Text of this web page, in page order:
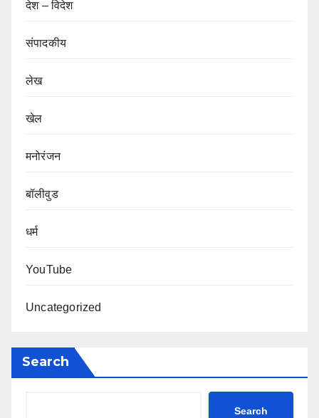
देश – विदेश
संपादकीय
लेख
खेल
मनोरंजन
बॉलीवुड
धर्म
YouTube
Uncategorized
Search
Search